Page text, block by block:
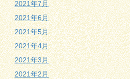
2021年7月
2021年6月
2021年5月
2021年4月
2021年3月
2021年2月